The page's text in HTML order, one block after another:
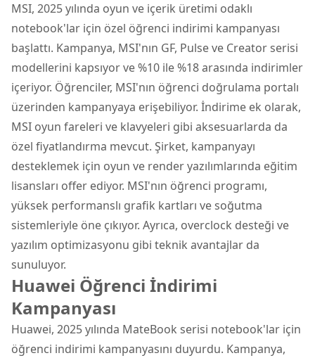
MSI, 2025 yılında oyun ve içerik üretimi odaklı
notebook'lar için özel öğrenci indirimi kampanyası
başlattı. Kampanya, MSI'nın GF, Pulse ve Creator serisi
modellerini kapsıyor ve %10 ile %18 arasında indirimler
içeriyor. Öğrenciler, MSI'nın öğrenci doğrulama portalı
üzerinden kampanyaya erişebiliyor. İndirime ek olarak,
MSI oyun fareleri ve klavyeleri gibi aksesuarlarda da
özel fiyatlandırma mevcut. Şirket, kampanyayı
desteklemek için oyun ve render yazılımlarında eğitim
lisansları offer ediyor. MSI'nın öğrenci programı,
yüksek performanslı grafik kartları ve soğutma
sistemleriyle öne çıkıyor. Ayrıca, overclock desteği ve
yazılım optimizasyonu gibi teknik avantajlar da
sunuluyor.
Huawei Öğrenci İndirimi
Kampanyası
Huawei, 2025 yılında MateBook serisi notebook'lar için
öğrenci indirimi kampanyasını duyurdu. Kampanya,